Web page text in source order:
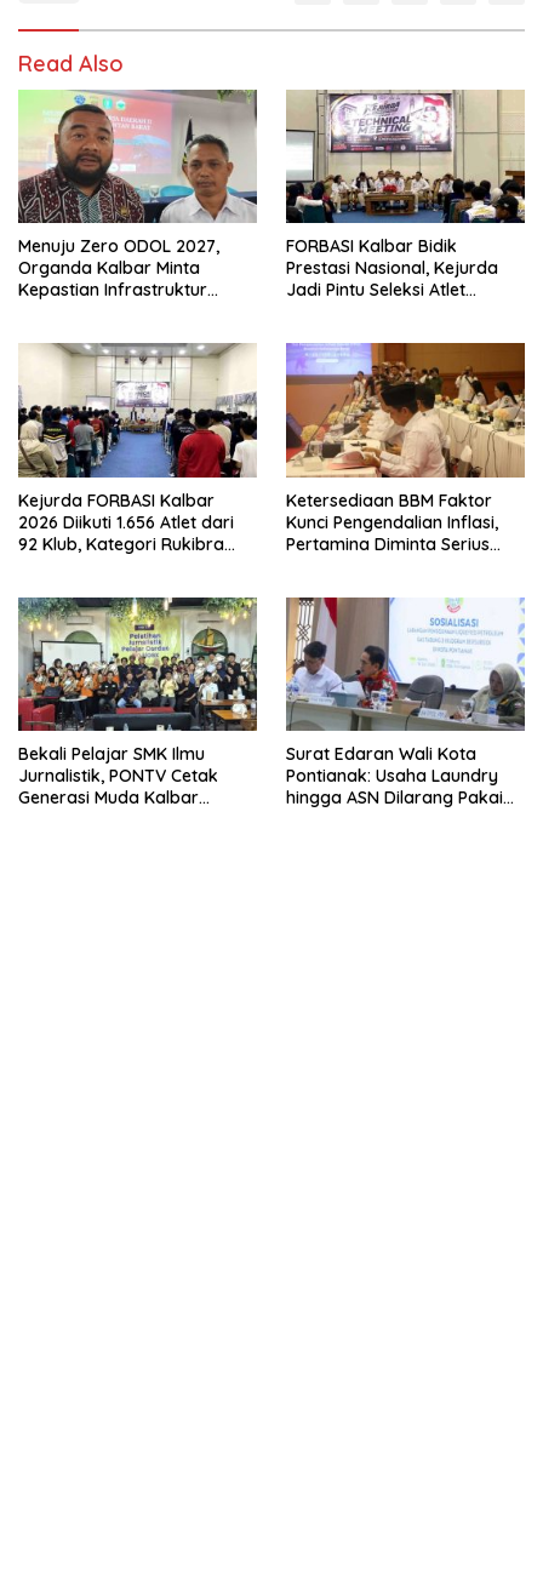
Read Also
Menuju Zero ODOL 2027,
Organda Kalbar Minta
Kepastian Infrastruktur
FORBASI Kalbar Bidik
Prestasi Nasional, Kejurda
Jadi Pintu Seleksi Atlet
Kejurda FORBASI Kalbar
2026 Diikuti 1.656 Atlet dari
92 Klub, Kategori Rukibra
Ketersediaan BBM Faktor
Kunci Pengendalian Inflasi,
Pertamina Diminta Serius
Bekali Pelajar SMK Ilmu
Jurnalistik, PONTV Cetak
Generasi Muda Kalbar
Surat Edaran Wali Kota
Pontianak: Usaha Laundry
hingga ASN Dilarang Pakai